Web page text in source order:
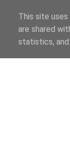
This site
are shared
statistics,